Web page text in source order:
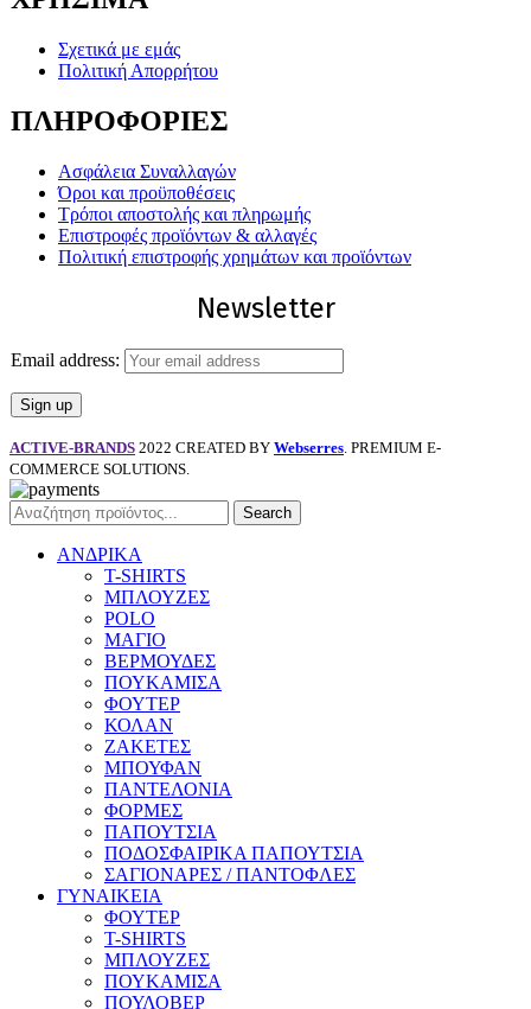
Σχετικά με εμάς
Πολιτική Απορρήτου
ΠΛΗΡΟΦΟΡΙΕΣ
Ασφάλεια Συναλλαγών
Όροι και προϋποθέσεις
Τρόποι αποστολής και πληρωμής
Επιστροφές προϊόντων & αλλαγές
Πολιτική επιστροφής χρημάτων και προϊόντων
Newsletter
Email address:
ACTIVE-BRANDS 2022 CREATED BY Webserres . PREMIUM E-
COMMERCE SOLUTIONS.
Search
ΑΝΔΡΙΚΑ
T-SHIRTS
ΜΠΛΟΥΖΕΣ
POLO
ΜΑΓΙΟ
ΒΕΡΜΟΥΔΕΣ
ΠΟΥΚΑΜΙΣΑ
ΦΟΥΤΕΡ
ΚΟΛΑΝ
ΖΑΚΕΤΕΣ
ΜΠΟΥΦΑΝ
ΠΑΝΤΕΛΟΝΙΑ
ΦΟΡΜΕΣ
ΠΑΠΟΥΤΣΙΑ
ΠΟΔΟΣΦΑΙΡΙΚΑ ΠΑΠΟΥΤΣΙΑ
ΣΑΓΙΟΝΑΡΕΣ / ΠΑΝΤΟΦΛΕΣ
ΓΥΝΑΙΚΕΙΑ
ΦΟΥΤΕΡ
T-SHIRTS
ΜΠΛΟΥΖΕΣ
ΠΟΥΚΑΜΙΣΑ
ΠΟΥΛΟΒΕΡ